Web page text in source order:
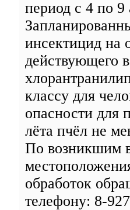
период с 4 по 9
инсектицид на
действующего
классу для
опасности для
лёта пчёл не
По возникшим
обработок
телефону: 8-